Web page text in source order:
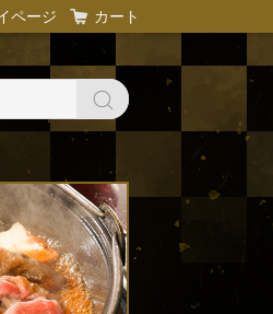
ページ カート